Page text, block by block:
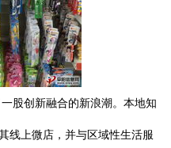
股创新融合的新浪潮。本地知
线上微店，并与区域性生活服